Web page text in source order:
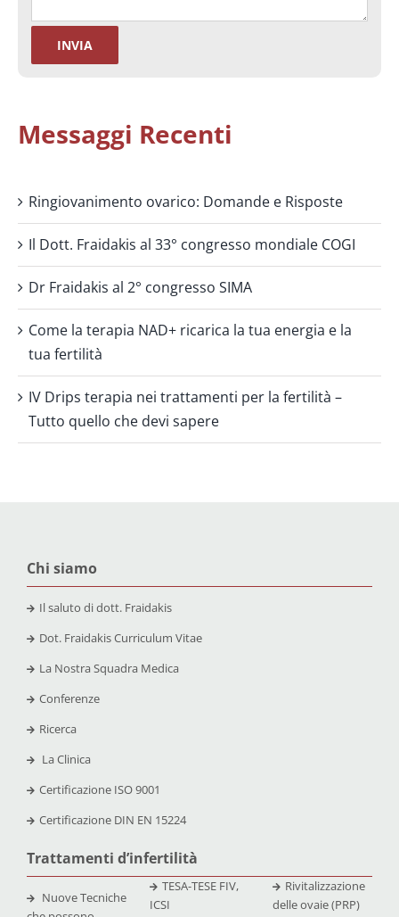
Messaggi Recenti
Ringiovanimento ovarico: Domande e Risposte
Il Dott. Fraidakis al 33° congresso mondiale COGI
Dr Fraidakis al 2° congresso SIMA
Come la terapia NAD+ ricarica la tua energia e la
tua fertilità
IV Drips terapia nei trattamenti per la fertilità –
Tutto quello che devi sapere
Chi siamo
Il saluto di dott. Fraidakis
Dot. Fraidakis Curriculum Vitae
La Nostra Squadra Medica
Conferenze
Ricerca
La Clinica
Certificazione ISO 9001
Certificazione DIN EN 15224
Trattamenti d’infertilità
Nuove Tecniche
TESA-TESE FIV,
ICSI
Rivitalizzazione
delle ovaie (PRP)